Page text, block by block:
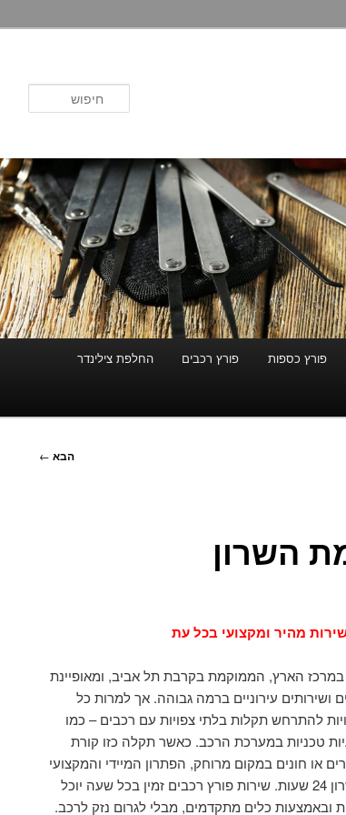
פורץ כספות פורץ רכבים החלפת צילינדר
הבא ←
השרון
הארץ, הממוקמת בקרבת תל אביב, ומאופיינת
ושירותים עירוניים ברמה גבוהה. אך למרות כל
להתרחש תקלות בלתי צפויות עם רכבים – כמו
טכניות במערכת הרכב. כאשר תקלה כזו קורת
או חונים במקום מרוחק, הפתרון המיידי והמקצועי
ברמת השרון 24 שעות. שירות פורץ רכבים זמין בכל שעה יוכל
ובאמצעות כלים מתקדמים, מבלי לגרום נזק לרכב.